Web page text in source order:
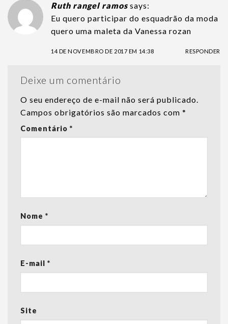
Ruth rangel ramos says:
Eu quero participar do esquadrão da moda
quero uma maleta da Vanessa rozan
14 DE NOVEMBRO DE 2017 EM 14:38 RESPONDER
Deixe um comentário
O seu endereço de e-mail não será publicado.
Campos obrigatórios são marcados com *
Comentário *
Nome *
E-mail *
Site